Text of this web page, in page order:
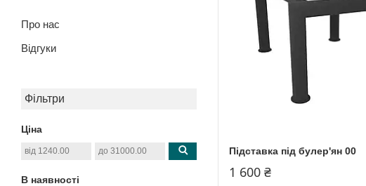
Про нас
Відгуки
Фільтри
Ціна
В наявності
Підставка під булер'ян 00
1 600 ₴